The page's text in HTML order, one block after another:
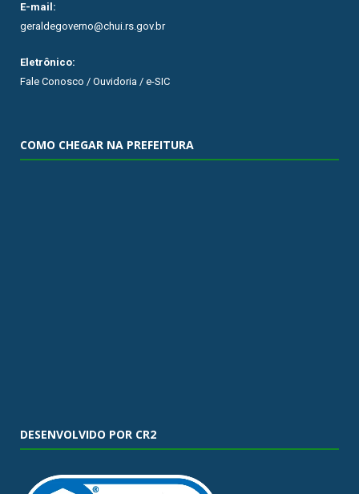
E-mail:
geraldegoverno@chui.rs.gov.br
Eletrônico:
Fale Conosco / Ouvidoria / e-SIC
COMO CHEGAR NA PREFEITURA
DESENVOLVIDO POR CR2